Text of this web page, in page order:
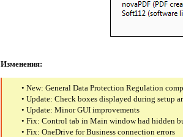
Изменения:
• New: General Data Protection Regulation
• Update: Check boxes displayed during setup
• Update: Minor GUI improvements
• Fix: Control tab in Main window had hidden
• Fix: OneDrive for Business connection errors